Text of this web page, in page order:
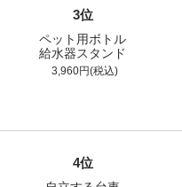
3位
ペット用ボトル
給水器スタンド
3,960円(税込)
4位